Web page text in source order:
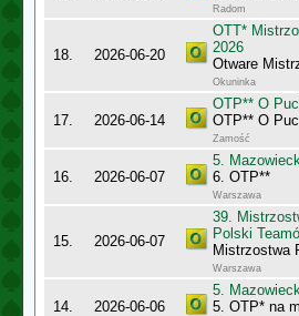
Radom
18. 2026-06-20
OTT*
2026
Otware
Okuninka
17. 2026-06-14
OTP** O
OTP** O
Zamość
16. 2026-06-07
5.
6. OTP**
Warszawa
15. 2026-06-07
39.
Polski
Mistrzostwa
Warszawa
14. 2026-06-06
5.
5. OTP* na